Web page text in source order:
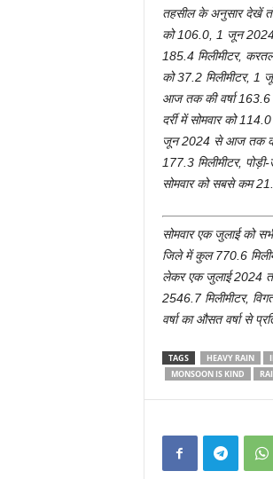
तहसील के अनुसार देखें
को 106.0, 1 जून 2024
185.4 मिलीमीटर,
को 37.2 मिलीमीटर, 1
आज तक की वर्षा 163.6
दर्री में सोमवार को
जून 2024 से आज तक की
177.3 मिलीमीटर,
सोमवार को सबसे कम
सोमवार एक जुलाई को
जिले में कुल 770.6
लेकर एक जुलाई 2024
2546.7 मिलीमीटर,
वर्षा का औसत वर्षा से
TAGS HEAVY RAIN
MONSOON IS KIND